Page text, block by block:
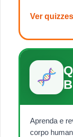
Ver
Aprenda e
corpo